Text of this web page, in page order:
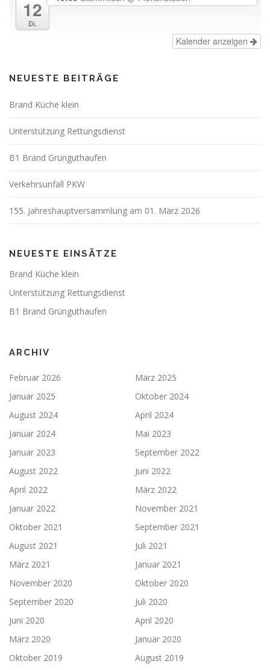
12
Di.
Kalender anzeigen
NEUESTE BEITRÄGE
Brand Küche klein
Unterstützung Rettungsdienst
B1 Brand Grünguthaufen
Verkehrsunfall PKW
155. Jahreshauptversammlung am 01. März 2026
NEUESTE EINSÄTZE
Brand Küche klein
Unterstützung Rettungsdienst
B1 Brand Grünguthaufen
ARCHIV
Februar 2026
März 2025
Januar 2025
Oktober 2024
August 2024
April 2024
Januar 2024
Mai 2023
Januar 2023
September 2022
August 2022
Juni 2022
April 2022
März 2022
Januar 2022
November 2021
Oktober 2021
September 2021
August 2021
Juli 2021
März 2021
Januar 2021
November 2020
Oktober 2020
September 2020
Juli 2020
Juni 2020
April 2020
März 2020
Januar 2020
Oktober 2019
August 2019